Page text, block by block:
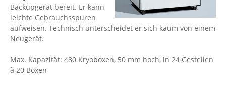
Backupgerät bereit. Er kann
leichte Gebrauchsspuren
aufweisen. Technisch unterscheidet er sich kaum von einem
Neugerät.
Max. Kapazität: 480 Kryoboxen, 50 mm hoch, in 24 Gestellen
à 20 Boxen